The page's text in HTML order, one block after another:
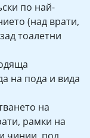
по най-
(над врати,
тоалетни
на пода и вида
на
рамки на